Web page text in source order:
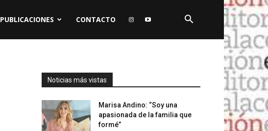
PUBLICACIONES CONTACTO
Noticias más vistas
Marisa Andino: “Soy una
apasionada de la familia que
formé”